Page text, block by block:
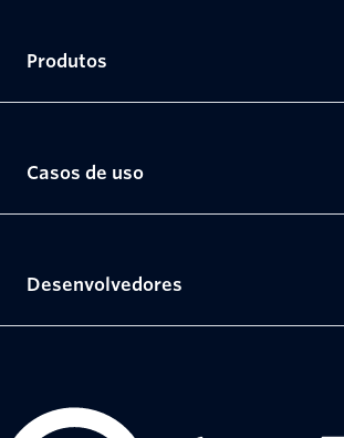
Produtos
Casos de uso
Desenvolvedores